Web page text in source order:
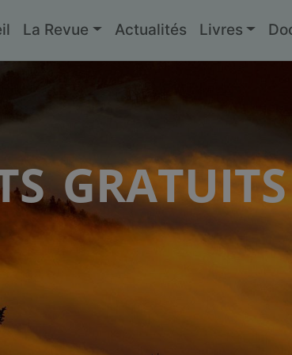
La Revue Actualités Livres
gratuits